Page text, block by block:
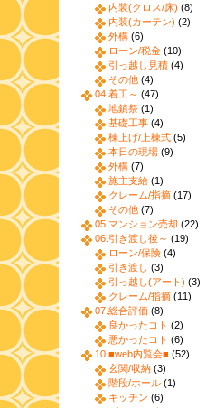
内装(クロス/床) (8)
内装(カーテン) (2)
外構 (6)
ローン/税金 (10)
引っ越し見積 (4)
その他 (4)
04.着工～ (47)
地鎮祭 (1)
基礎工事 (4)
棟上げ/上棟式 (5)
本日の現場 (9)
外構 (7)
施主支給 (1)
クレーム/指摘 (17)
その他 (7)
05.マンション売却 (22)
06.引き渡し後～ (19)
ローン/保険 (4)
引き渡し (3)
引っ越し(アート) (3)
クレーム/指摘 (11)
07.総合評価 (8)
良かったコト (2)
悪かったコト (6)
10.■web内覧会■ (52)
玄関/収納 (3)
階段/ホール (1)
キッチン (6)